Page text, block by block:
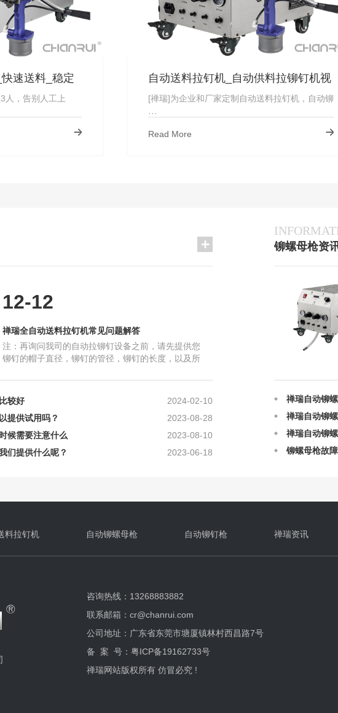
速送料_稳定
人，告别人工上
自动送料拉钉机_自动供料拉铆钉机视
频_厂家直供
[禅瑞]为企业和厂家定制自动送料拉钉机，自动铆
···
Read More
12-12
禅瑞全自动送料拉钉机常见问题解答
注：再询问我司的自动拉铆钉设备之前，请先提供您
铆钉的帽子直径，铆钉的管径，铆钉的长度，以及所
是平面的东西，那就选择
解答
计
多少个钉？
2024-06-26
和原因
2023-08-28
提供试用吗？
2023-08-10
候需要注意什么
2023-06-18
们提供什么呢？
2025-12-12
解答
铆螺母枪资
气动拉帽枪
铆螺母枪在
自动铆螺母
拉铆螺母的
禅瑞自动铆
禅瑞自动铆
禅瑞自动铆
铆螺母枪故
禅瑞自动铆
自动铆螺母
料拉钉机 自动铆螺母枪 自动铆钉枪 禅瑞资讯
咨询热线：13268883882
联系邮箱：cr@chanrui.com
公司地址：广东省东莞市塘厦镇林村西昌路7号
备 案 号： 粤ICP备19162733号
禅瑞网站版权所有 仿冒必究 !